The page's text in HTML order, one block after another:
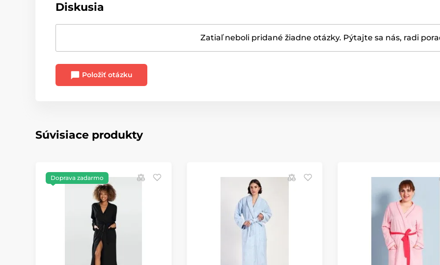
Diskusia
Zatiaľ neboli pridané žiadne otázky. Pýtajte sa nás, radi
Položiť otázku
Súvisiace produkty
Doprava zadarmo